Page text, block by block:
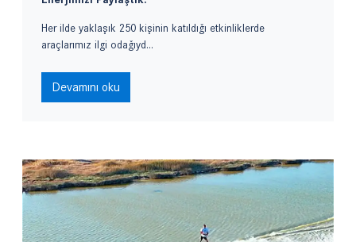
Her ilde yaklaşık 250 kişinin katıldığı etkinliklerde
araçlarımız ilgi odağıyd...
Devamını oku